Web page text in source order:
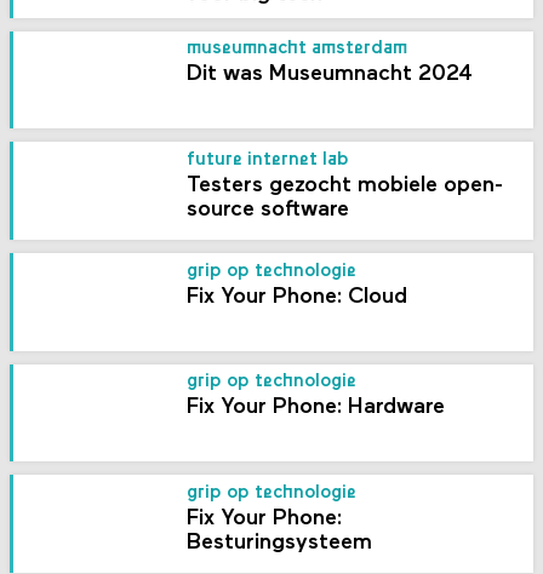
museumnacht amsterdam
Dit was Museumnacht 2024
future internet lab
Testers gezocht mobiele open-
source software
grip op technologie
Fix Your Phone: Cloud
grip op technologie
Fix Your Phone: Hardware
grip op technologie
Fix Your Phone:
Besturingsysteem